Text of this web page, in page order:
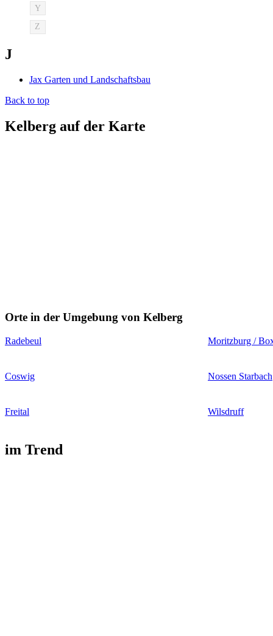
Y
Z
J
Jax Garten und Landschaftsbau
Back to top
Kelberg auf der Karte
Orte in der Umgebung von Kelberg
Radebeul Moritzburg /
Coswig Nossen Starbach
Freital Wilsdruff
im Trend